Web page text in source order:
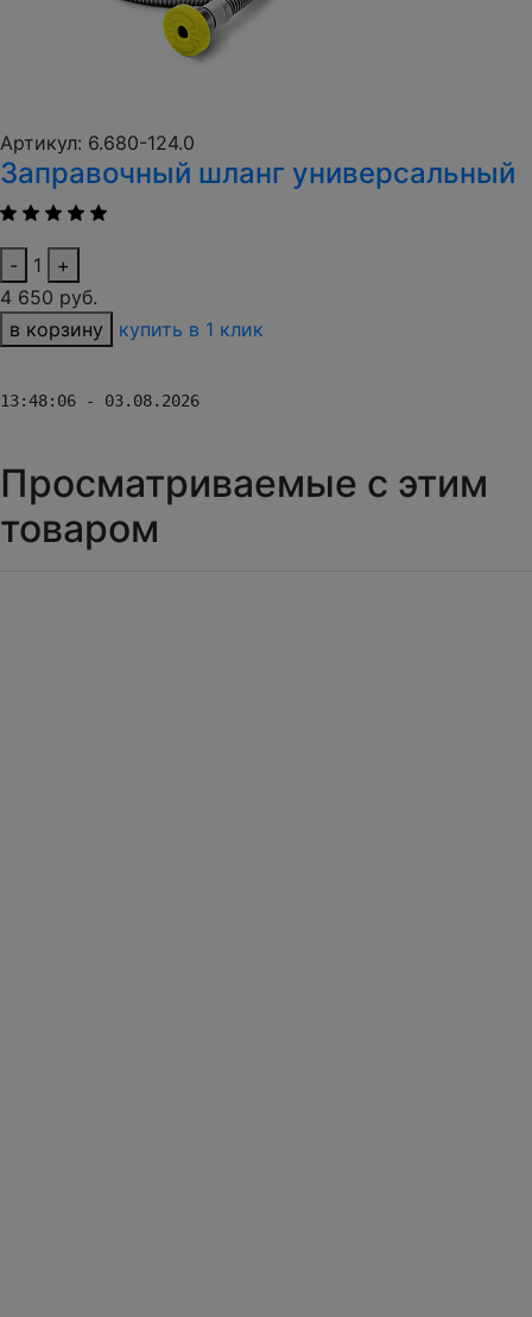
Артикул: 6.680-124.0
Заправочный шланг универсальный
- 1
+
4 650 руб.
в корзину
купить в 1 клик
13:48:06 - 03.08.2026
Просматриваемые с этим
товаром